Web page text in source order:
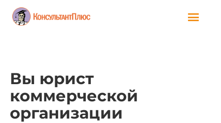
Вы юрист
коммерческой
организации